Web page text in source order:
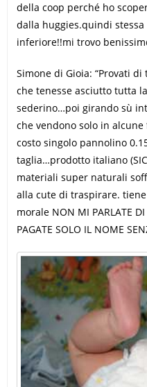
della coop perché ho
dalla huggies.quindi
inferiore!!mi trovo
Simone di Gioia: “Provati
che tenesse asciutto tutta
sederino…poi girando sù
che vendono solo in
costo singolo pannolino
taglia…prodotto italiano
materiali super naturali
alla cute di traspirare.
morale NON MI PARLATE DI
PAGATE SOLO IL NOME